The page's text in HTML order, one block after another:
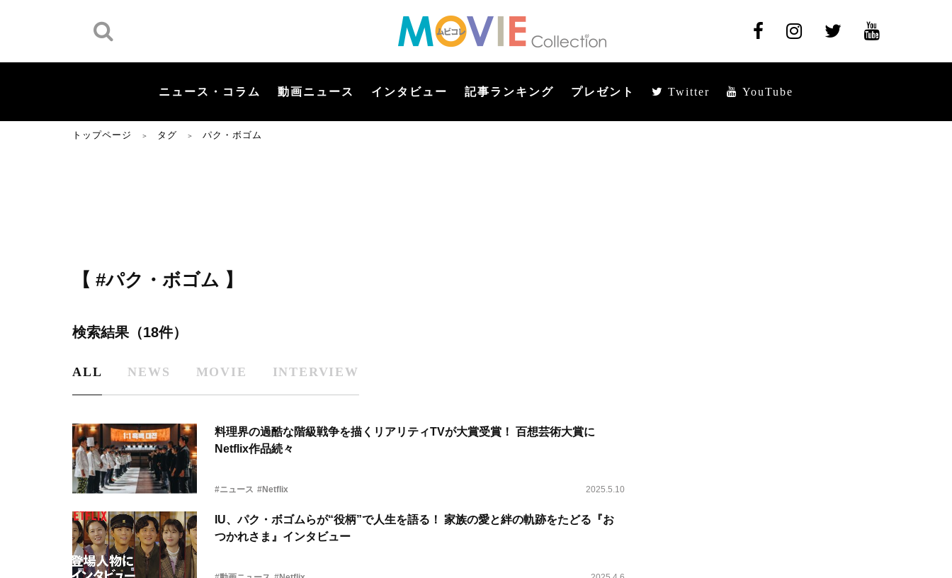
ニュース・コラム 動画ニュース インタビュー 記事ランキング プレゼント Twitter YouTube
トップページ ＞ タグ ＞ パク・ボゴム
【 #パク・ボゴム 】
検索結果（18件）
ALL NEWS MOVIE INTERVIEW
料理界の過酷な階級戦争を描くリアリティTVが大賞受賞！ 百想芸術大賞に
Netflix作品続々
#ニュース #Netflix 2025.5.10
IU、パク・ボゴムらが“役柄”で人生を語る！ 家族の愛と絆の軌跡をたどる『お
つかれさま』インタビュー